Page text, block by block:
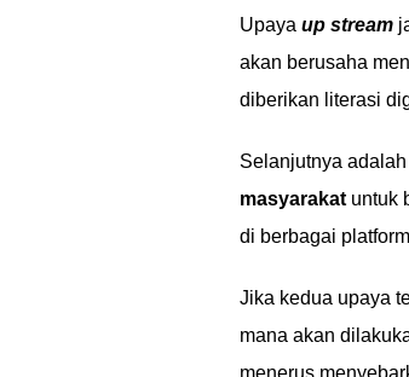
Upaya up stream
akan berusaha
diberikan literasi
Selanjutnya
masyarakat untuk
di berbagai
Jika kedua upaya
mana akan
menerus